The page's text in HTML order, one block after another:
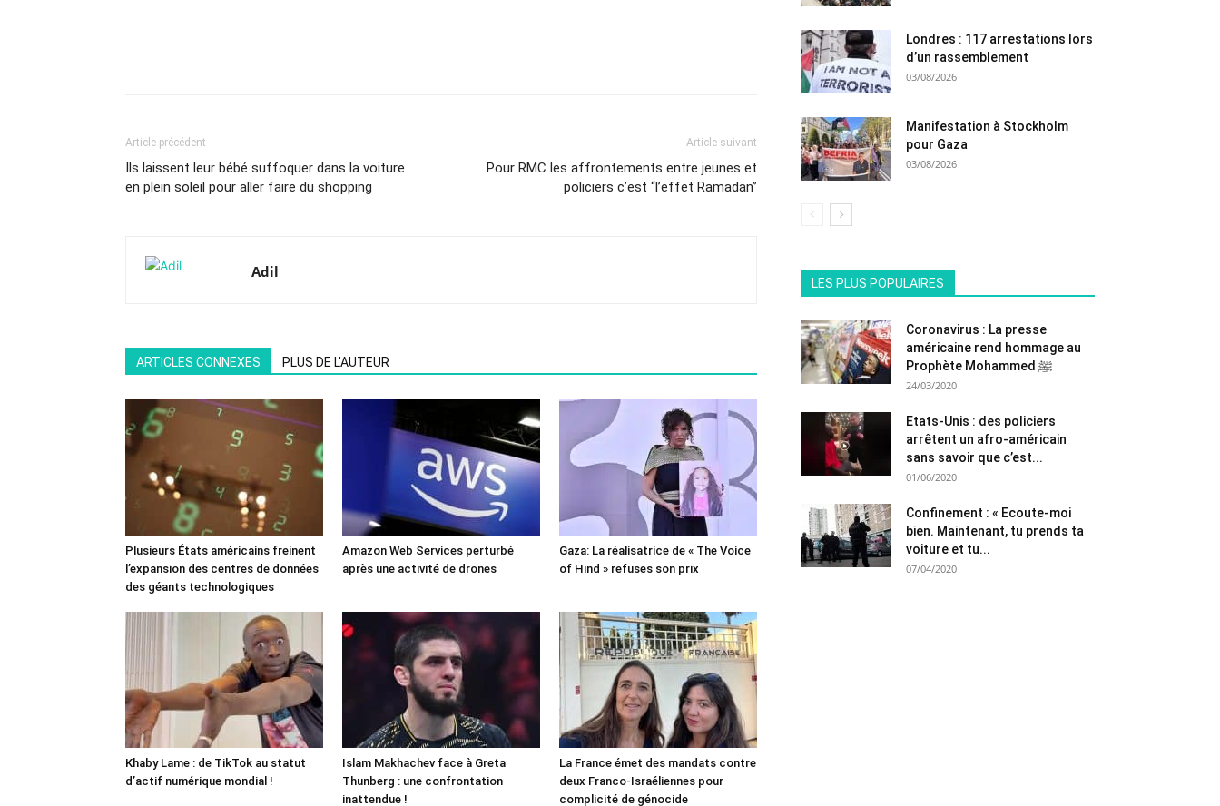
Article précédent
Ils laissent leur bébé suffoquer dans la voiture
en plein soleil pour aller faire du shopping
Article suivant
Pour RMC les affrontements entre jeunes et
policiers c’est “l’effet Ramadan”
Adil
ARTICLES CONNEXES PLUS DE L'AUTEUR
Plusieurs États américains freinent
l’expansion des centres de données
des géants technologiques
Amazon Web Services perturbé
après une activité de drones
Gaza: La réalisatrice de « The Voice
of Hind » refuses son prix
Khaby Lame : de TikTok au statut
d’actif numérique mondial !
Islam Makhachev face à Greta
Thunberg : une confrontation
inattendue !
La France émet des mandats contre
deux Franco-Israéliennes pour
complicité de génocide
Londres : 117 arrestations lors
d’un rassemblement
03/08/2026
Manifestation à Stockholm
pour Gaza
03/08/2026
LES PLUS POPULAIRES
Coronavirus : La presse
américaine rend hommage au
Prophète Mohammed ﷺ
24/03/2020
Etats-Unis : des policiers
arrêtent un afro-américain
sans savoir que c’est...
01/06/2020
Confinement : « Ecoute-moi
bien. Maintenant, tu prends ta
voiture et tu...
07/04/2020